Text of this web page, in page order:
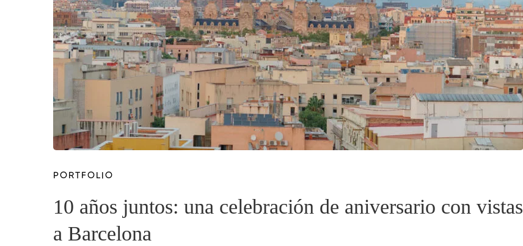
PORTFOLIO
10 años juntos: una celebración de aniversario con vistas
a Barcelona